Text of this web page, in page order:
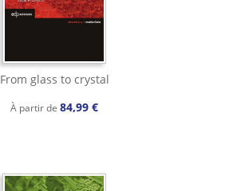
From glass to crystal
À partir de 84,99 €